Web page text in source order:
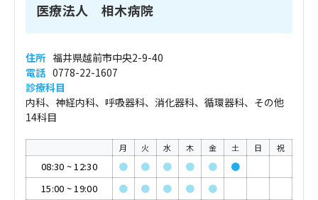
医療法人 相木病院
住所 福井県越前市中央2-9-40
電話 0778-22-1607
診療科目
内科、神経内科、呼吸器科、消化器科、循環器科、その他
14科目
月 火 水 木 金 土 日 祝
08:30 ~12:30 ● ● ● ● ●
●
15:00 ~19:00 ● ● ● ●
●